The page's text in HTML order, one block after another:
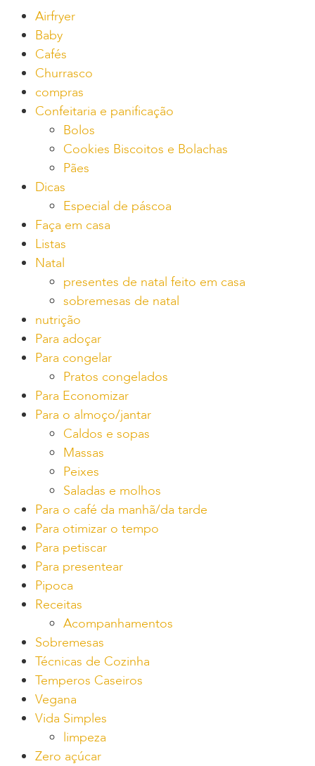
Airfryer
Baby
Cafés
Churrasco
compras
Confeitaria e panificação
Bolos
Cookies Biscoitos e Bolachas
Pães
Dicas
Especial de páscoa
Faça em casa
Listas
Natal
presentes de natal feito em casa
sobremesas de natal
nutrição
Para adoçar
Para congelar
Pratos congelados
Para Economizar
Para o almoço/jantar
Caldos e sopas
Massas
Peixes
Saladas e molhos
Para o café da manhã/da tarde
Para otimizar o tempo
Para petiscar
Para presentear
Pipoca
Receitas
Acompanhamentos
Sobremesas
Técnicas de Cozinha
Temperos Caseiros
Vegana
Vida Simples
limpeza
Zero açúcar